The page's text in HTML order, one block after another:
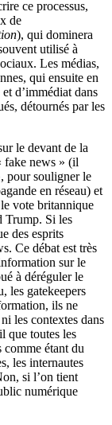
ce processus,
de
), qui dominera
utilisé à
Les médias,
qui ensuite en
d’immédiat dans
détournés par les
le devant de la
fake news » (il
pour souligner le
en réseau) et
vote britannique
Trump. Si les
des esprits
Ce débat est très
sur le
à déréguler le
les gatekeepers
ils ne
les contextes dans
que toutes les
comme étant du
les internautes
si l’on tient
numérique